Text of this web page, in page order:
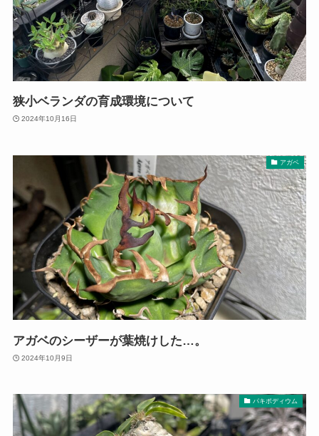
狭小ベランダの育成環境について
2024年10月16日
アガベ
アガベのシーザーが葉焼けした…。
2024年10月9日
パキポディウム